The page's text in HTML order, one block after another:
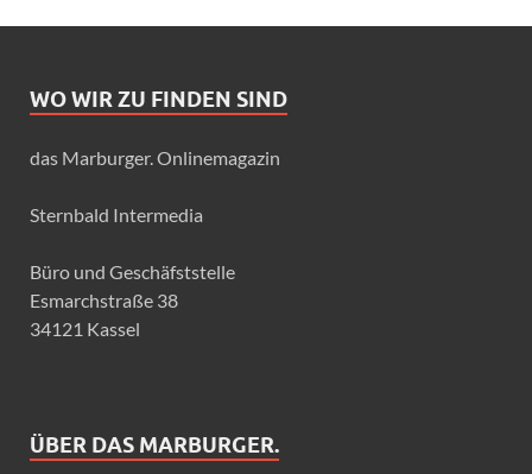
WO WIR ZU FINDEN SIND
das Marburger. Onlinemagazin
Sternbald Intermedia
Büro und Geschäfststelle
Esmarchstraße 38
34121 Kassel
ÜBER DAS MARBURGER.